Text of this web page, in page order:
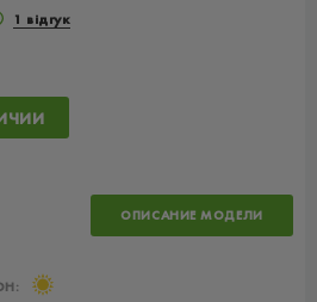
1 відгук
ОПИСАНИЕ МОДЕЛИ